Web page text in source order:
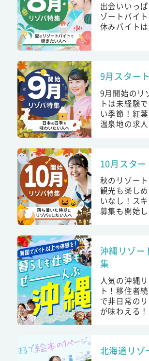
出会いいっ
ゾートバイ
休みバイト
9月スター
9月開始のリ
トは未経験
い季節！紅
温泉地の求人
10月スタ
秋のリゾート
観光も楽し
いなし！ス
募集も開始し
沖縄リゾー
集
人気の沖縄
ト！移住者
で非日常の
が味わえる！
北海道リゾ